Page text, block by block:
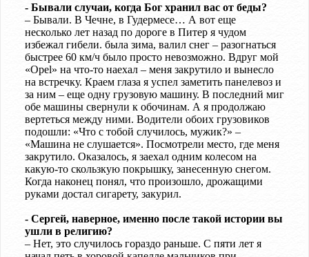
- Бывали случаи, когда Бог хранил вас от беды?
– Бывали. В Чечне, в Гудермесе… А вот еще
несколько лет назад по дороге в Питер я чудом
избежал гибели. была зима, валил снег – разогнаться
быстрее 60 км/ч было просто невозможно. Вдруг мой
«Opel» на что-то наехал – меня закрутило и вынесло
на встречку. Краем глаза я успел заметить панелевоз и
за ним – еще одну грузовую машину. В последний миг
обе машины свернули к обочинам. А я продолжаю
вертеться между ними. Водители обоих грузовиков
подошли: «Что с тобой случилось, мужик?» –
«Машина не слушается». Посмотрели место, где меня
закрутило. Оказалось, я заехал одним колесом на
какую-то скользкую покрышку, занесенную снегом.
Когда наконец понял, что произошло, дрожащими
руками достал сигарету, закурил.
- Сергей, наверное, именно после такой истории вы
ушли в религию?
– Нет, это случилось гораздо раньше. С пяти лет я